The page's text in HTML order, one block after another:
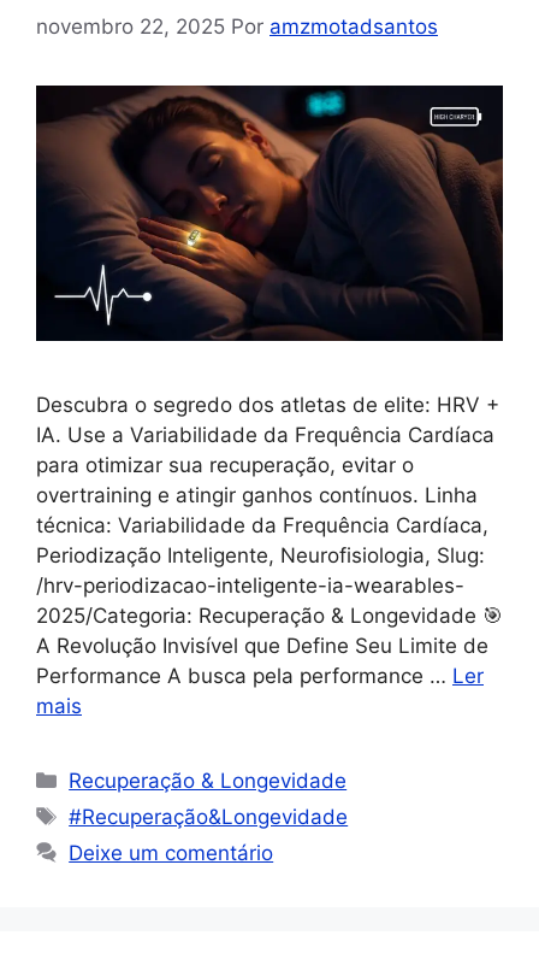
novembro 22, 2025 Por amzmotadsantos
Descubra o segredo dos atletas de elite: HRV +
IA. Use a Variabilidade da Frequência Cardíaca
para otimizar sua recuperação, evitar o
overtraining e atingir ganhos contínuos. Linha
técnica: Variabilidade da Frequência Cardíaca,
Periodização Inteligente, Neurofisiologia, Slug:
/hrv-periodizacao-inteligente-ia-wearables-
2025/Categoria: Recuperação & Longevidade 🎯
A Revolução Invisível que Define Seu Limite de
Performance A busca pela performance … Ler
mais
Recuperação & Longevidade
#Recuperação&Longevidade
Deixe um comentário